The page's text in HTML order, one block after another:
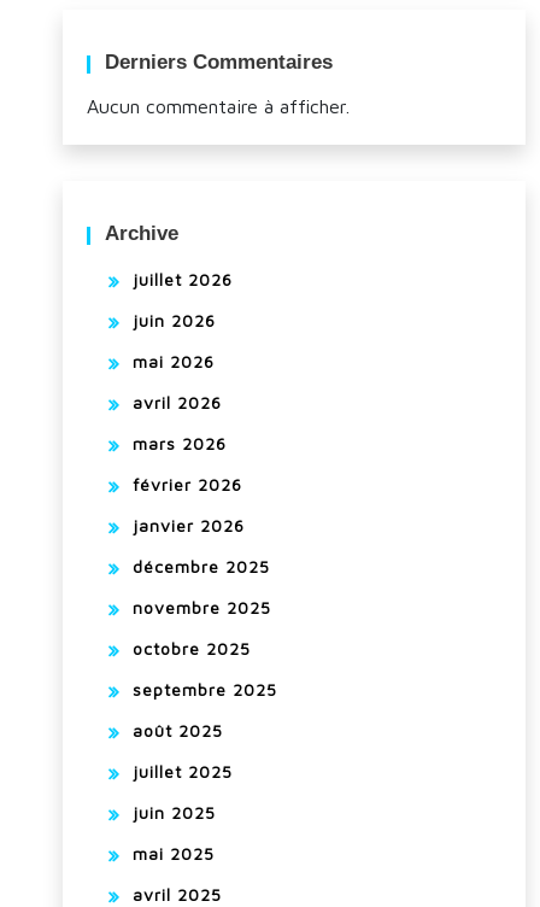
Derniers Commentaires
Aucun commentaire à afficher.
Archive
juillet 2026
juin 2026
mai 2026
avril 2026
mars 2026
février 2026
janvier 2026
décembre 2025
novembre 2025
octobre 2025
septembre 2025
août 2025
juillet 2025
juin 2025
mai 2025
avril 2025